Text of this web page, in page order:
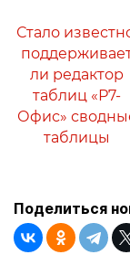
Стало
ли редактор
таблиц «Р7-
Офис»
таблицы
Поделиться